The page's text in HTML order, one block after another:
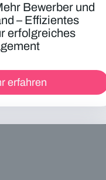
Bewerber und
– Effizientes
erfolgreiches
erfahren